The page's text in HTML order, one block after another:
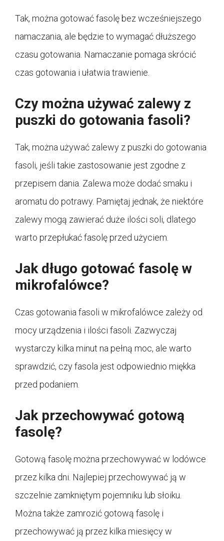
Tak, można gotować fasolę bez wcześniejszego
namaczania, ale będzie to wymagać dłuższego
czasu gotowania. Namaczanie pomaga skrócić
czas gotowania i ułatwia trawienie.
Czy można używać zalewy z
puszki do gotowania fasoli?
Tak, można używać zalewy z puszki do gotowania
fasoli, jeśli takie zastosowanie jest zgodne z
przepisem dania. Zalewa może dodać smaku i
aromatu do potrawy. Pamiętaj jednak, że niektóre
zalewy mogą zawierać duże ilości soli, dlatego
warto przepłukać fasolę przed użyciem.
Jak długo gotować fasolę w
mikrofalówce?
Czas gotowania fasoli w mikrofalówce zależy od
mocy urządzenia i ilości fasoli. Zazwyczaj
wystarczy kilka minut na pełną moc, ale warto
sprawdzić, czy fasola jest odpowiednio miękka
przed podaniem.
Jak przechowywać gotową
fasolę?
Gotową fasolę można przechowywać w lodówce
przez kilka dni. Najlepiej przechowywać ją w
szczelnie zamkniętym pojemniku lub słoiku.
Można także zamrozić gotową fasolę i
przechowywać ją przez kilka miesięcy w